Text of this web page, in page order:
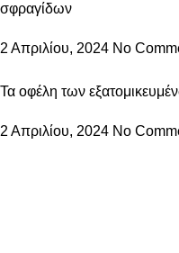
σφραγίδων
2 Απριλίου, 2024 No
Τα οφέλη των
2 Απριλίου, 2024 No